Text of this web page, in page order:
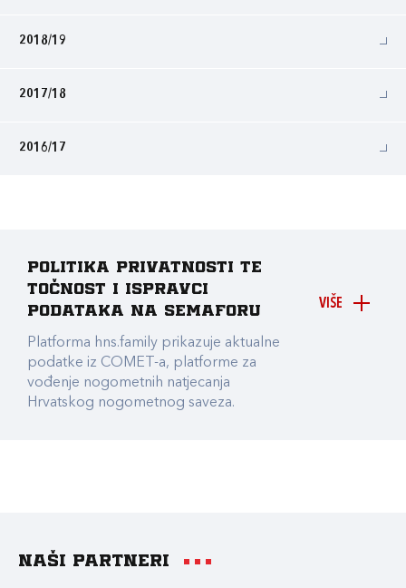
2018/19
2017/18
2016/17
VIŠE
Politika privatnosti te
točnost i ispravci
podataka na Semaforu
Platforma hns.family prikazuje aktualne
podatke iz COMET-a, platforme za
vođenje nogometnih natjecanja
Hrvatskog nogometnog saveza.
Naši partneri